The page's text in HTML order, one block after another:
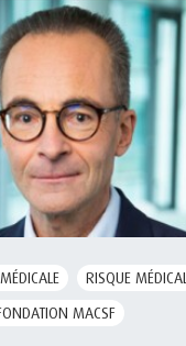
RISQUE MÉDICAL
MACSF